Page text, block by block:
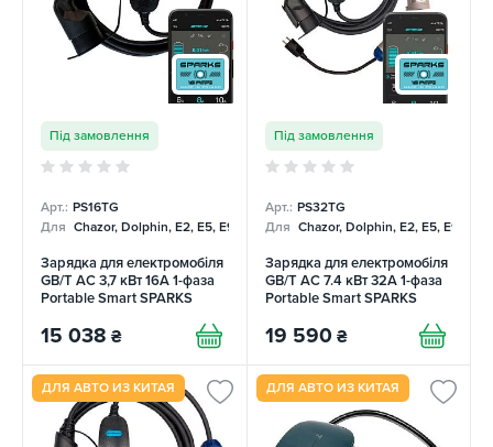
Під замовлення
Арт.: PS16TG
Для Chazor, Dolphin, E2, E5, E9, Mercedes
Зарядка для електромобіля
GB/T AC 3,7 кВт 16А 1-фаза
Portable Smart SPARKS
15 038 ₴
Під замовлення
Арт.: PS32TG
Для Chazor, Dolphin, E2, E5, E9,
Зарядка для електромобіля
GB/T AC 7.4 кВт 32А 1-фаза
Portable Smart SPARKS
19 590 ₴
ДЛЯ АВТО ИЗ КИТАЯ ДЛЯ АВТО ИЗ КИТАЯ